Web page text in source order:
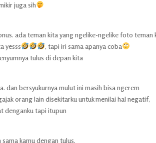
juga sih
ada teman kita yang ngelike-ngelike foto teman
yesss
, tapi iri sama apanya coba
tulus di depan kita
dan bersyukurnya mulut ini masih bisa ngerem
orang lain disekitarku untuk menilai hal negatif,
denganku tapi itupun
kamu dengan tulus,